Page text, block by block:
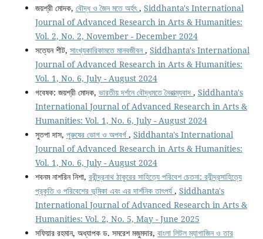
জয়শ্রী মোদক, বৌদ্ধ ও জৈন মতে অর্হৎ, Siddhanta's International
Journal of Advanced Research in Arts & Humanities:
Vol. 2, No. 2, November - December 2024
সত্যেন শীট, সাংখ্যকারিকামতে মানবজীবন, Siddhanta's International
Journal of Advanced Research in Arts & Humanities:
Vol. 1, No. 6, July - August 2024
গবেষক: জয়শ্রী মোদক, ভারতীয় দর্শনে বৌদ্ধমতে নৈরাত্ম্যবাদ , Siddhanta's
International Journal of Advanced Research in Arts &
Humanities: Vol. 1, No. 6, July - August 2024
সুতপা দাস, পুরুষের ভোগ ও অপবর্গ, Siddhanta's International
Journal of Advanced Research in Arts & Humanities:
Vol. 1, No. 6, July - August 2024
শবনম নাশরিন নিশা, রবীন্দ্রনাথ ঠাকুরের সাহিত্যে পরিবেশ চেতনা: রবীন্দ্রসাহিত্যে
প্রকৃতি ও পরিবেশের ভূমিকা এবং এর দার্শনিক তাৎপর্য, Siddhanta's
International Journal of Advanced Research in Arts &
Humanities: Vol. 2, No. 5, May - June 2025
সফিয়ার রহমান, অধ্যাপক ড. সমরেশ মজুমদার, বাংলা লিটল ম্যাগাজিন ও তার